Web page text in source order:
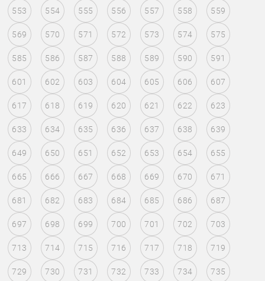
553 554 555 556 557 558 559
569 570 571 572 573 574 575
585 586 587 588 589 590 591
601 602 603 604 605 606 607
617 618 619 620 621 622 623
633 634 635 636 637 638 639
649 650 651 652 653 654 655
665 666 667 668 669 670 671
681 682 683 684 685 686 687
697 698 699 700 701 702 703
713 714 715 716 717 718 719
729 730 731 732 733 734 735